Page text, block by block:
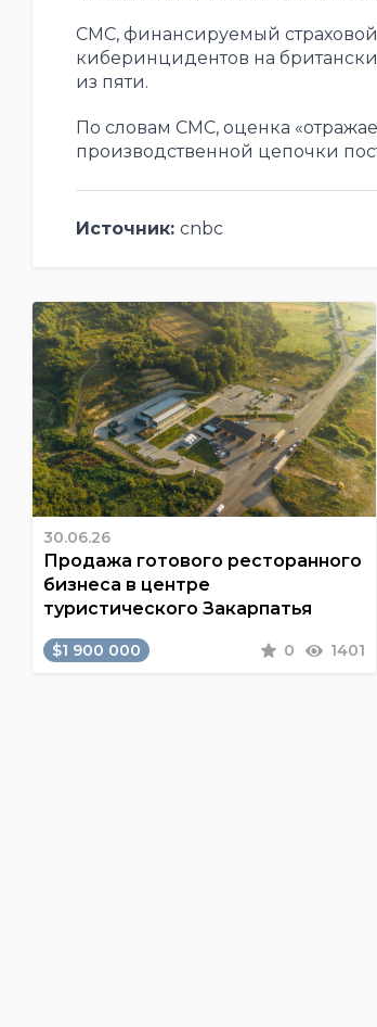
CMC, финансируемый
киберинцидентов на
из пяти.
По словам CMC, оценка
производственной цепочки
Источник: cnbc
30.06.26
Продажа готового ресторанного
бизнеса в центре
туристического Закарпатья
$1 900 000 0 1401